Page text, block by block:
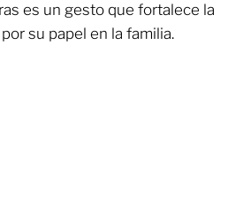
es un gesto que fortalece la
su papel en la familia.